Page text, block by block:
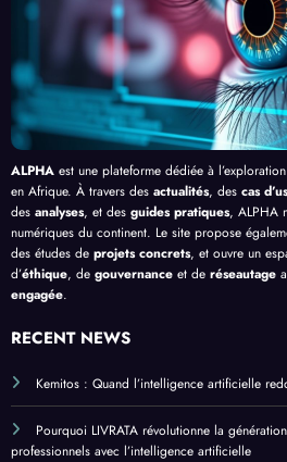
Afriq
ue
ui
ALPHA est une plateforme dédiée à
en Afrique. À travers des actualités, des cas
des analyses, et des guides pratiques, ALPHA
numériques du continent. Le site propose
des études de projets concrets, et ouvre un
d’éthique, de gouvernance et de réseautage
engagée.
RECENT NEWS
Kemitos : Quand l’intelligence artificielle
Pourquoi LIVRATA révolutionne la
professionnels avec l’intelligence artificielle